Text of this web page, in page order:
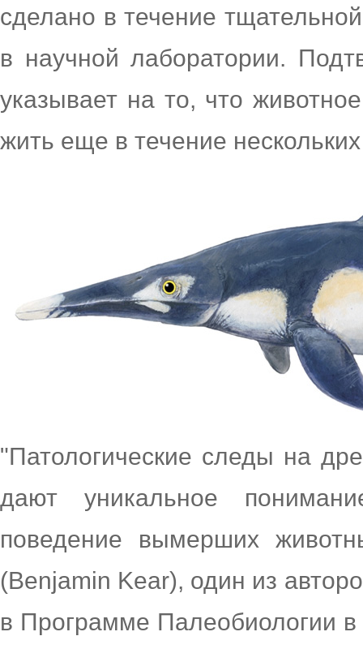
сделано в течение
в научной лаборатории.
указывает на то, что
жить еще в течение нескольких
"Патологические следы на
дают уникальное
поведение вымерших
(Benjamin Kear), один из
в Программе Палеобиологии